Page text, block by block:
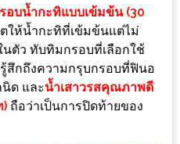
อบน้ำกะทิแบบเข้มข้น (30
ตให้น้ำกะทิที่เข้มข้นแต่ไม่
ตัว ทับทิมกรอบที่เลือกใช้
สึกถึงความกรุบกรอบที่ฟินอ
ด และน้ำเสาวรสคุณภาพดี
) ถือว่าเป็นการปิดท้ายของ